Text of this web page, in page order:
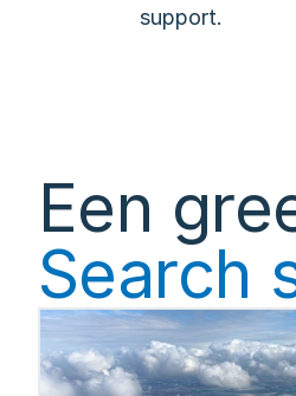
support.
Een
Search